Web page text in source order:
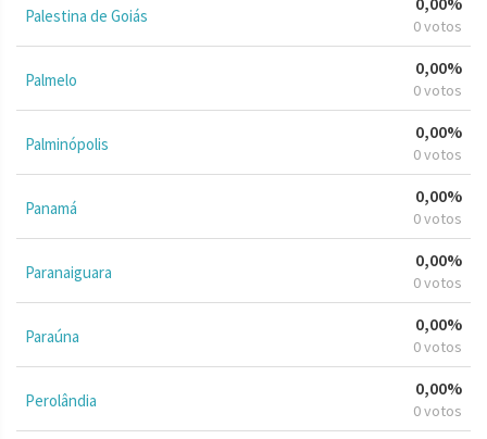
Palestina de Goiás 0 votos
Palmelo
0,00%
0 votos
Palminópolis
0,00%
0 votos
Panamá
0,00%
0 votos
Paranaiguara
0,00%
0 votos
Paraúna
0,00%
0 votos
Perolândia
0,00%
0 votos